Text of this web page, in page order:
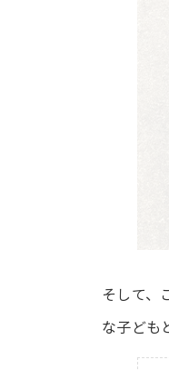
そして、
な子ども